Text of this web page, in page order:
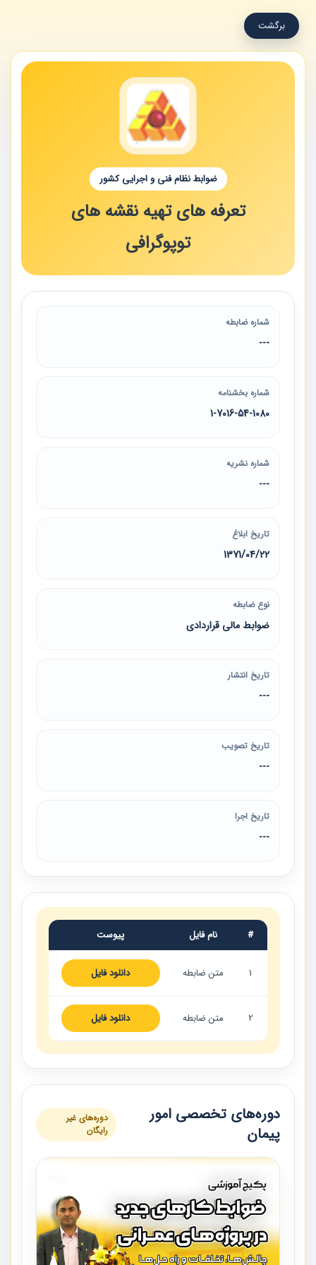
برگشت
ضوابط نظام فنی و اجرایی کشور
تعرفه های تهیه نقشه های
توپوگرافی
شماره ضابطه
---
شماره بخشنامه
1-7016-54-1080
شماره نشریه
---
تاریخ ابلاغ
1371/04/22
نوع ضابطه
ضوابط مالی قراردادی
تاریخ انتشار
---
تاریخ تصویب
---
تاریخ اجرا
---
# نام فایل پیوست
1 متن ضابطه دانلود فایل
2 متن ضابطه دانلود فایل
دوره‌های تخصصی امور
پیمان
دوره‌های غیر
رایگان